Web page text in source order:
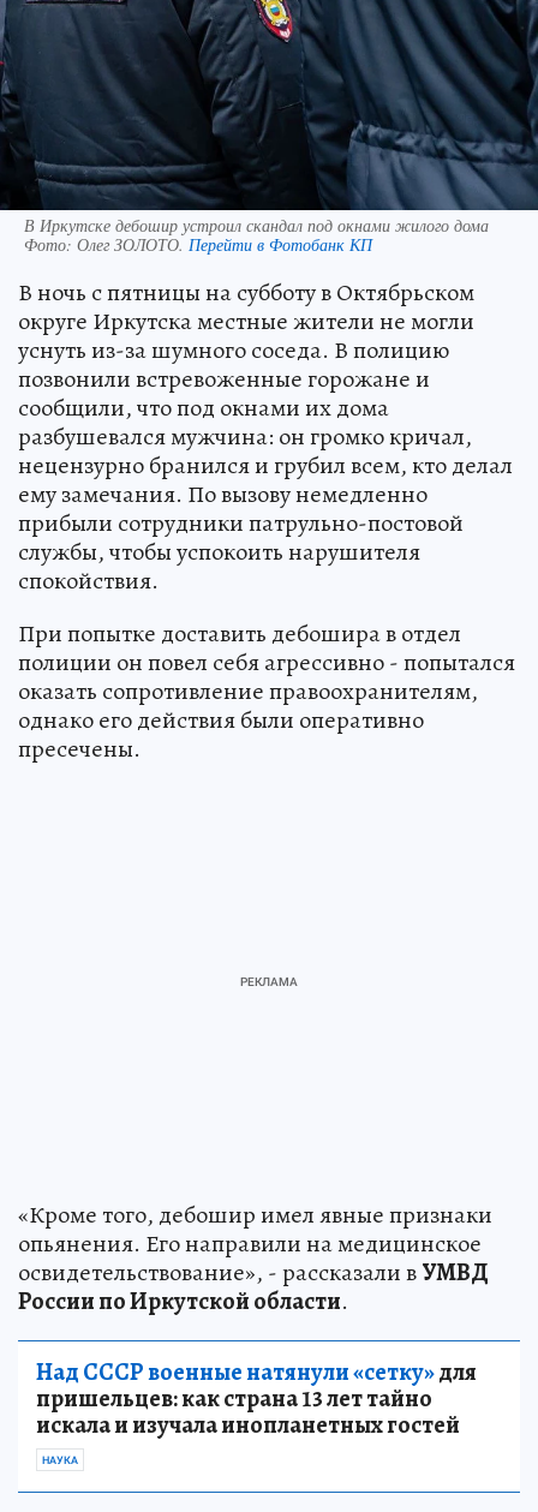
В Иркутске дебошир устроил скандал под окнами жилого дома
Фото: Олег ЗОЛОТО. Перейти в Фотобанк КП
В ночь с пятницы на субботу в Октябрьском
округе Иркутска местные жители не могли
уснуть из-за шумного соседа. В полицию
позвонили встревоженные горожане и
сообщили, что под окнами их дома
разбушевался мужчина: он громко кричал,
нецензурно бранился и грубил всем, кто делал
ему замечания. По вызову немедленно
прибыли сотрудники патрульно-постовой
службы, чтобы успокоить нарушителя
спокойствия.
При попытке доставить дебошира в отдел
полиции он повел себя агрессивно - попытался
оказать сопротивление правоохранителям,
однако его действия были оперативно
пресечены.
«Кроме того, дебошир имел явные признаки
опьянения. Его направили на медицинское
освидетельствование», - рассказали вУМВД
России по Иркутской области.
Над СССР военные натянули «сетку»для
пришельцев: как страна 13 лет тайно
искала и изучала инопланетных гостей
НАУКА